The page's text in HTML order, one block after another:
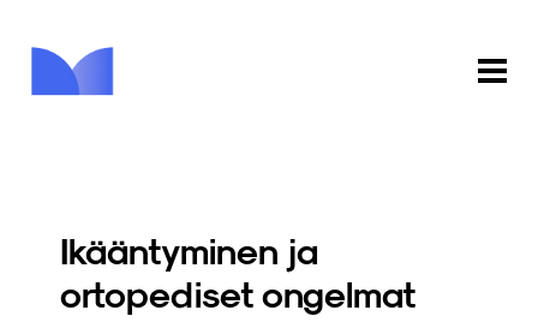
Ikääntyminen ja
ortopediset ongelmat